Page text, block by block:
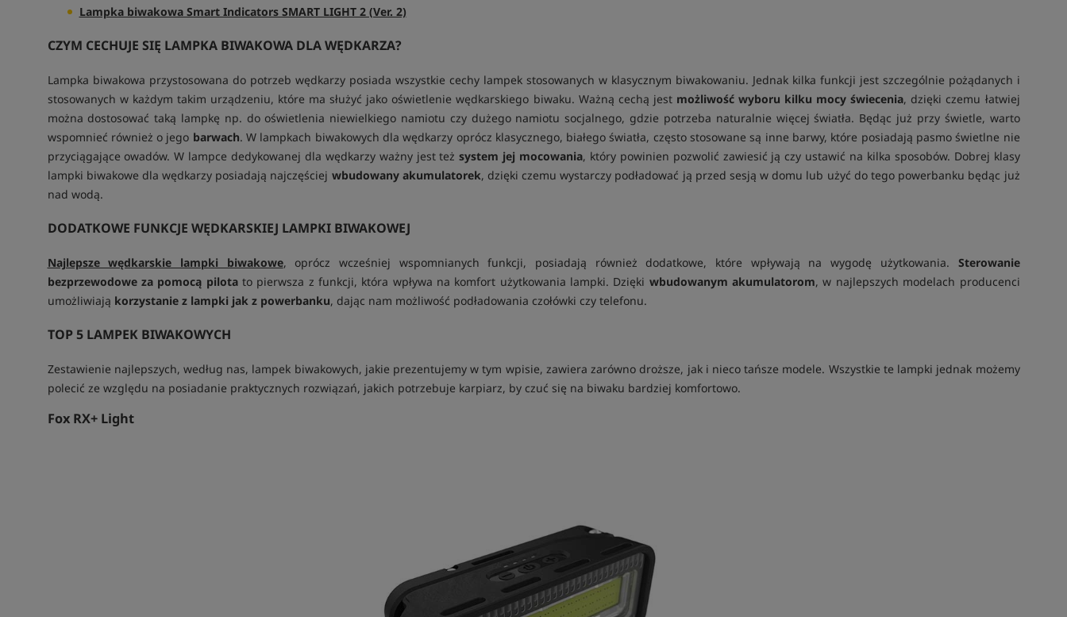
Lampka biwakowa Smart Indicators SMART LIGHT 2 (Ver. 2)
CZYM CECHUJE SIĘ LAMPKA BIWAKOWA DLA WĘDKARZA?
Lampka biwakowa przystosowana do potrzeb wędkarzy posiada wszystkie cechy lampek stosowanych w klasycznym biwakowaniu. Jednak kilka funkcji jest szczególnie pożądanych i
stosowanych w każdym takim urządzeniu, które ma służyć jako oświetlenie wędkarskiego biwaku. Ważną cechą jest możliwość wyboru kilku mocy świecenia, dzięki czemu łatwiej
można dostosować taką lampkę np. do oświetlenia niewielkiego namiotu czy dużego namiotu socjalnego, gdzie potrzeba naturalnie więcej światła. Będąc już przy świetle, warto
wspomnieć również o jego barwach. W lampkach biwakowych dla wędkarzy oprócz klasycznego, białego światła, często stosowane są inne barwy, które posiadają pasmo świetlne nie
przyciągające owadów. W lampce dedykowanej dla wędkarzy ważny jest też system jej mocowania, który powinien pozwolić zawiesić ją czy ustawić na kilka sposobów. Dobrej klasy
lampki biwakowe dla wędkarzy posiadają najczęściej wbudowany akumulatorek, dzięki czemu wystarczy podładować ją przed sesją w domu lub użyć do tego powerbanku będąc już
nad wodą.
DODATKOWE FUNKCJE WĘDKARSKIEJ LAMPKI BIWAKOWEJ
Najlepsze wędkarskie lampki biwakowe, oprócz wcześniej wspomnianych funkcji, posiadają również dodatkowe, które wpływają na wygodę użytkowania. Sterowanie
bezprzewodowe za pomocą pilotato pierwsza z funkcji, która wpływa na komfort użytkowania lampki. Dzięki wbudowanym akumulatorom, w najlepszych modelach producenci
umożliwiają korzystanie z lampki jak z powerbanku, dając nam możliwość podładowania czołówki czy telefonu.
TOP 5 LAMPEK BIWAKOWYCH
Zestawienie najlepszych, według nas, lampek biwakowych, jakie prezentujemy w tym wpisie, zawiera zarówno droższe, jak i nieco tańsze modele. Wszystkie te lampki jednak możemy
polecić ze względu na posiadanie praktycznych rozwiązań, jakich potrzebuje karpiarz, by czuć się na biwaku bardziej komfortowo.
Fox RX+ Light